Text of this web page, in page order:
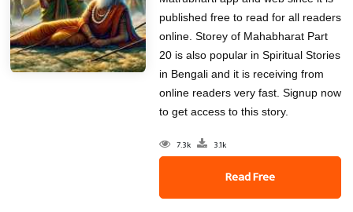
published free to read for all readers
online. Storey of Mahabharat Part
20 is also popular in Spiritual Stories
in Bengali and it is receiving from
online readers very fast. Signup now
to get access to this story.
7.3k 3.1k
Read Free